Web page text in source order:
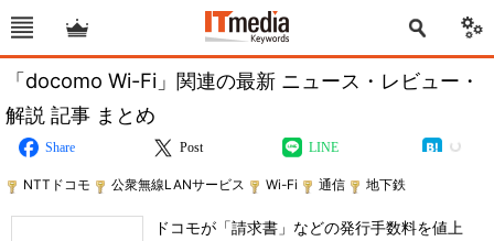
「docomo Wi-Fi」関連の最新 ニュース・レビュー・
解説 記事 まとめ
Share Post LINE
NTTドコモ 公衆無線LANサービス Wi-Fi 通信 地下鉄
ドコモが「請求書」などの発行手数料を値上